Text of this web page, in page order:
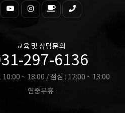
교육 및 상담문의
297-6136
10:00 ~ 18:00 / 점심 : 12:00 ~ 13:00
연중무휴